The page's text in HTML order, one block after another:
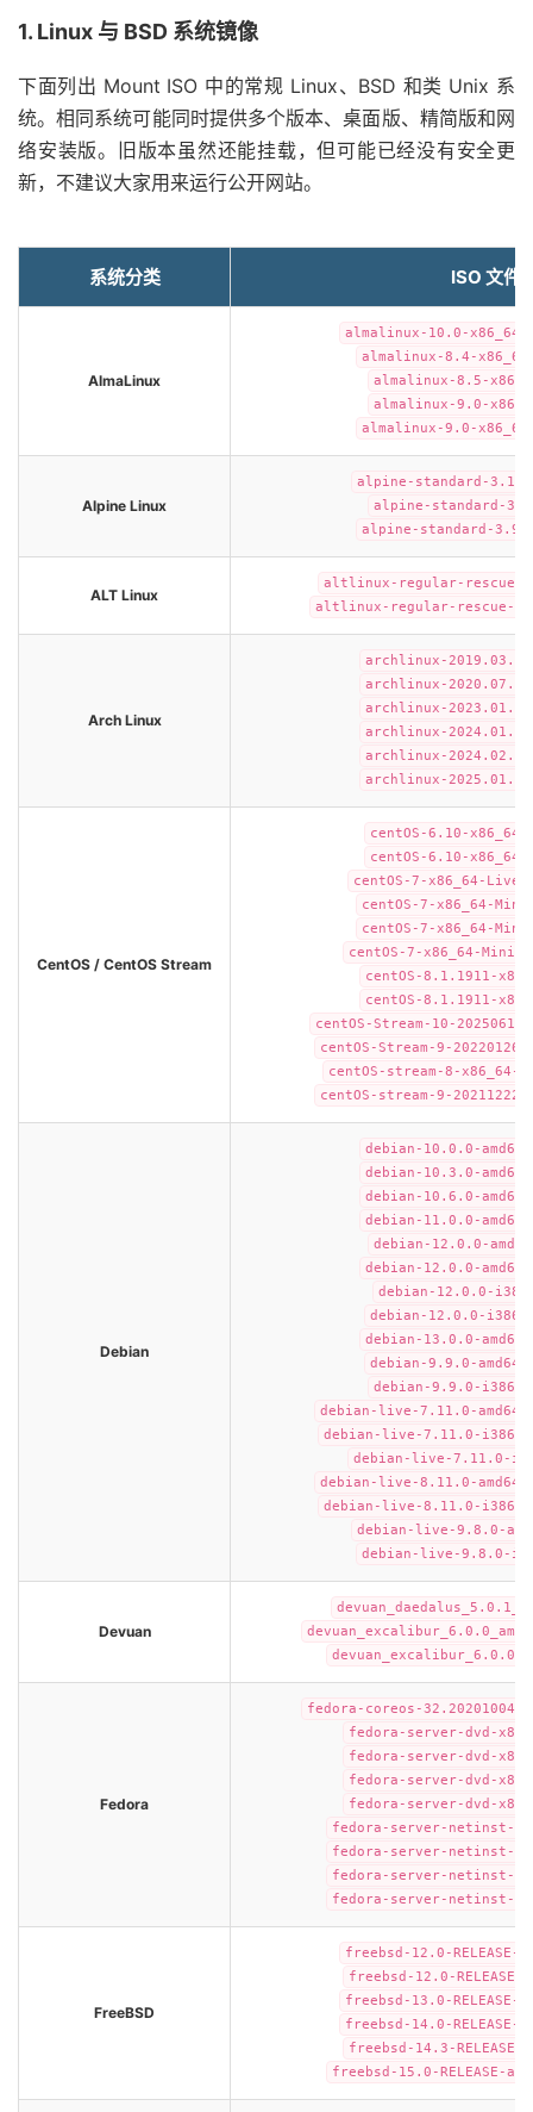
1. Linux 与 BSD 系统镜像
下面列出 Mount ISO 中的常规 Linux、BSD 和类 Unix 系
统。相同系统可能同时提供多个版本、桌面版、精简版和网
络安装版。旧版本虽然还能挂载，但可能已经没有安全更
新，不建议大家用来运行公开网站。
系统分类 ISO 文件
AlmaLinux
almalinux-10.0-
almalinux-8.4-
almalinux-8.5-
almalinux-9.0-
almalinux-9.0-
Alpine Linux
alpine-standard-
alpine-standard-
alpine-standard-
ALT Linux
altlinux-regular-rescue-
altlinux-regular-rescue-
Arch Linux
archlinux-
archlinux-
archlinux-
archlinux-
archlinux-
archlinux-
CentOS / CentOS Stream
centOS-6.10-x86_64-
centOS-6.10-
centOS-7-x86_64-
centOS-7-x86_64-
centOS-7-x86_64-
centOS-7-x86_64-
centOS-8.1.1911-
centOS-8.1.1911-
centOS-Stream-10-
centOS-Stream-9-
centOS-stream-8-x86_64-
centOS-stream-9-
Debian
debian-10.0.0-
debian-10.3.0-
debian-10.6.0-
debian-11.0.0-
debian-12.0.0-
debian-12.0.0-
debian-12.0.0-
debian-12.0.0-
debian-13.0.0-
debian-9.9.0-
debian-9.9.0-i386-
debian-live-7.11.0-amd64-
debian-live-7.11.0-i386-
debian-live-7.11.0-
debian-live-8.11.0-amd64-
debian-live-8.11.0-i386-
debian-live-9.8.0-
debian-live-9.8.0-
Devuan
Fedora
fedora-coreos-
fedora-server-dvd-
fedora-server-dvd-
fedora-server-dvd-
fedora-server-dvd-
fedora-server-netinst-
fedora-server-netinst-
fedora-server-netinst-
fedora-server-netinst-
FreeBSD
freebsd-12.0-RELEASE-
freebsd-12.0-
freebsd-13.0-RELEASE-
freebsd-14.0-RELEASE-
freebsd-14.3-RELEASE-
freebsd-15.0-RELEASE-